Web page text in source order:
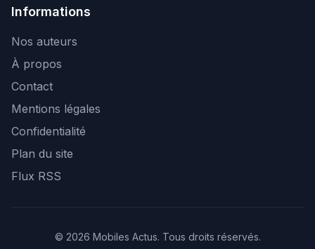
Informations
Nos auteurs
À propos
Contact
Mentions légales
Confidentialité
Plan du site
Flux RSS
© 2026 Mobiles Actus. Tous droits réservés.